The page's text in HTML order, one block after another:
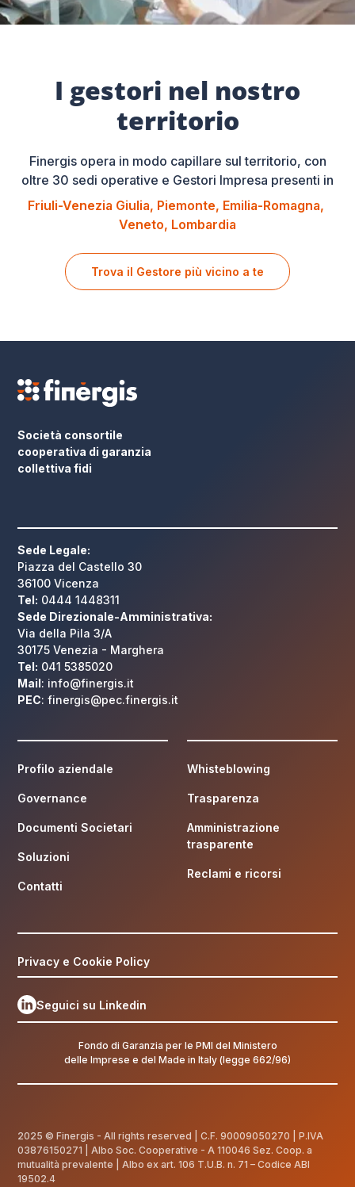
I gestori nel nostro
territorio
Finergis opera in modo capillare sul territorio, con
oltre 30 sedi operative e Gestori Impresa presenti in
Friuli-Venezia Giulia Piemonte Emilia-Romagna
Veneto Lombardia
Trova il Gestore più vicino a te
Società consortile
cooperativa di garanzia
collettiva fidi
Sede Legale:
Piazza del Castello 30
36100 Vicenza
Tel: 0444 1448311
Sede Direzionale-Amministrativa:
Via della Pila 3/A
30175 Venezia - Marghera
Tel: 041 5385020
Mail: info@finergis.it
PEC: finergis@pec.finergis.it
Profilo aziendale
Governance
Documenti Societari
Soluzioni
Contatti
Whisteblowing
Trasparenza
Amministrazione
trasparente
Reclami e ricorsi
Privacy e Cookie Policy
Seguici su Linkedin
Fondo di Garanzia per le PMI del Ministero
delle Imprese e del Made in Italy (legge 662/96)
2025 © Finergis - All rights reserved | C.F.90009050270 | P.IVA
03876150271 | Albo Soc. Cooperative - A 110046 Sez. Coop. a
mutualità prevalente | Albo ex art. 106 T.U.B. n. 71 – Codice ABI
19502.4